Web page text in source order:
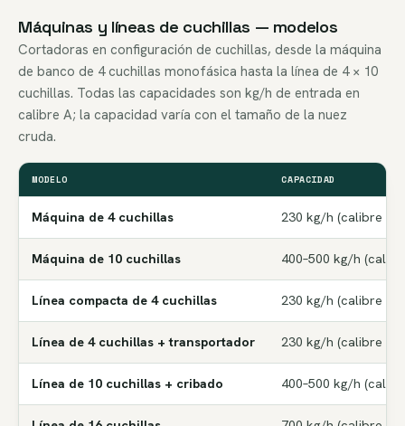
Máquinas y líneas de cuchillas — modelos
Cortadoras en configuración de cuchillas, desde la máquina
de banco de 4 cuchillas monofásica hasta la línea de 4 × 10
cuchillas. Todas las capacidades son kg/h de entrada en
calibre A; la capacidad varía con el tamaño de la nuez
cruda.
MODELO CAPACIDAD
Máquina de 4 cuchillas 230 kg/h (calibre A)
Máquina de 10 cuchillas 400–500 kg/h
Línea compacta de 4 cuchillas 230 kg/h (calibre A)
Línea de 4 cuchillas + transportador 230 kg/h (calibre A)
Línea de 10 cuchillas + cribado 400–500 kg/h